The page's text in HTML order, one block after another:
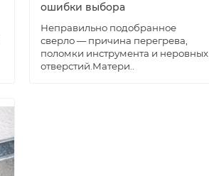
ошибки выбора
Неправильно подобранное
сверло — причина перегрева,
поломки инструмента и неровных
отверстий.Матери..